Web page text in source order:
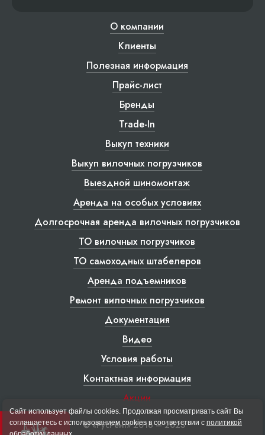
О компании
Клиенты
Полезная информация
Прайс-лист
Бренды
Trade-In
Выкуп техники
Выкуп вилочных погрузчиков
Выездной шиномонтаж
Аренда на особых условиях
Долгосрочная аренда вилочных погрузчиков
ТО вилочных погрузчиков
ТО самоходных штабелеров
Аренда подъемников
Ремонт вилочных погрузчиков
Документация
Видео
Условия работы
Контактная информация
Акции
© «РусРент» 2016 – 2023
Сайт использует файлы cookies. Продолжая просматривать сайт Вы
соглашаетесь с использованием cookies в соответствии с политикой